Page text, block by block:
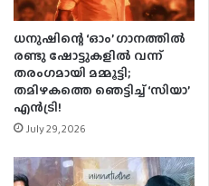
ധനുഷിന്റെ ‘ഓം’ ഗാനത്തിൽ
രണ്ടു ഷോട്ടുകളിൽ വന്ന്
തരംഗമായി മമ്മൂട്ടി;
തമിഴകത്തെ ഞെട്ടിച്ച് ‘സിയാ’
എൻട്രി!
July 29, 2026